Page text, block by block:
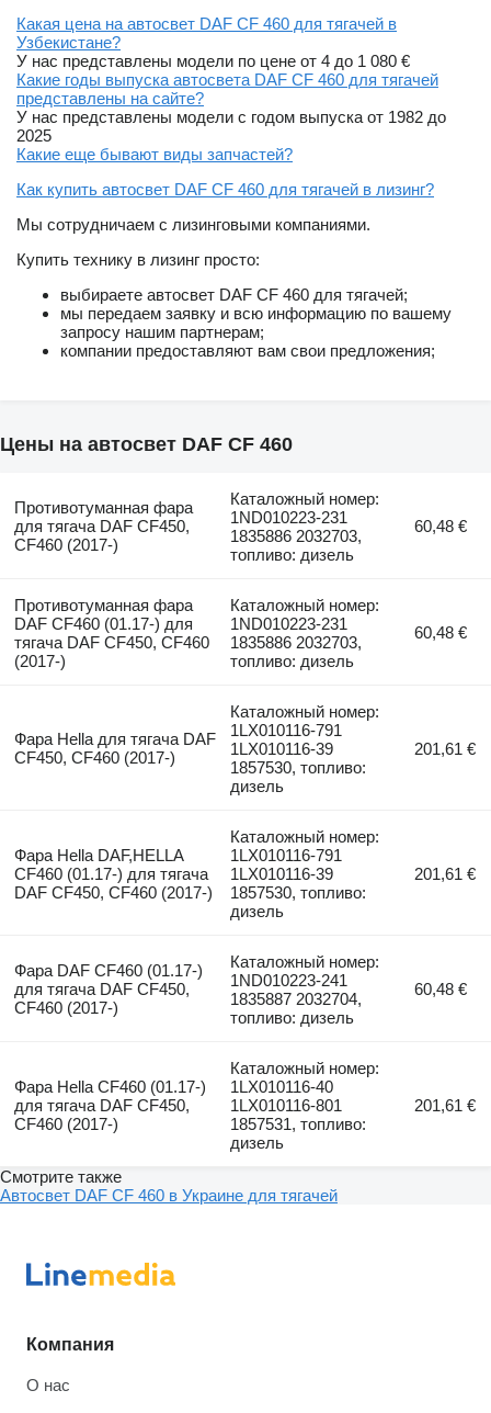
Какая цена на автосвет DAF CF 460 для тягачей в
Узбекистане?
У нас представлены модели по цене от 4 до 1 080 €
Какие годы выпуска автосвета DAF CF 460 для тягачей
представлены на сайте?
У нас представлены модели с годом выпуска от 1982 до
2025
Какие еще бывают виды запчастей?
Как купить автосвет DAF CF 460 для тягачей в лизинг?
Мы сотрудничаем с лизинговыми компаниями.
Купить технику в лизинг просто:
выбираете автосвет DAF CF 460 для тягачей;
мы передаем заявку и всю информацию по вашему
запросу нашим партнерам;
компании предоставляют вам свои предложения;
Цены на автосвет DAF CF 460
Противотуманная фара
для тягача DAF CF450,
CF460 (2017-)
Каталожный номер:
1ND010223-231
1835886 2032703,
топливо: дизель
60,48 €
Противотуманная фара
DAF CF460 (01.17-) для
тягача DAF CF450, CF460
(2017-)
Каталожный номер:
1ND010223-231
1835886 2032703,
топливо: дизель
60,48 €
Фара Hella для тягача DAF
CF450, CF460 (2017-)
Каталожный номер:
1LX010116-791
1LX010116-39
1857530, топливо:
дизель
201,61 €
Фара Hella DAF,HELLA
CF460 (01.17-) для тягача
DAF CF450, CF460 (2017-)
Каталожный номер:
1LX010116-791
1LX010116-39
1857530, топливо:
дизель
201,61 €
Фара DAF CF460 (01.17-)
для тягача DAF CF450,
CF460 (2017-)
Каталожный номер:
1ND010223-241
1835887 2032704,
топливо: дизель
60,48 €
Фара Hella CF460 (01.17-)
для тягача DAF CF450,
CF460 (2017-)
Каталожный номер:
1LX010116-40
1LX010116-801
1857531, топливо:
дизель
201,61 €
Смотрите также
Автосвет DAF CF 460 в Украине для тягачей
Компания
О нас